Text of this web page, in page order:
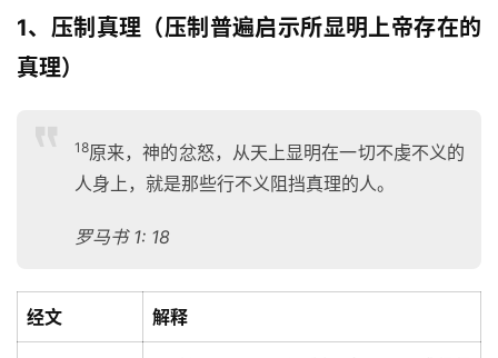
1、压制真理（压制普遍启示所显明上帝存在的
真理）
18原来，神的忿怒，从天上显明在一切不虔不义的
人身上，就是那些行不义阻挡真理的人。
罗马书 1: 18
经文 解释